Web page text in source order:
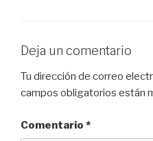
o
k
p
Deja un comentario
Tu dirección de correo
campos obligatorios están
Comentario *